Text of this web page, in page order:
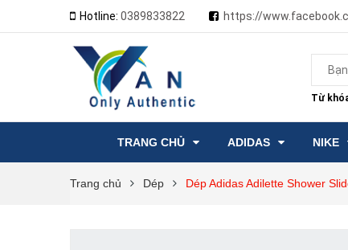
Hotline: 0389833822 https://
Từ
TRANG CHỦ ADIDAS NIKE
Trang chủ Dép Dép Adidas Adilette Shower